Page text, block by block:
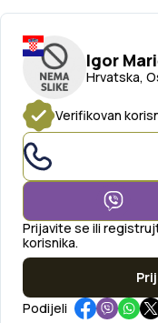
Igor
Hrvatska,
Verifikovan
Prijavite se ili
korisnika.
Podijeli